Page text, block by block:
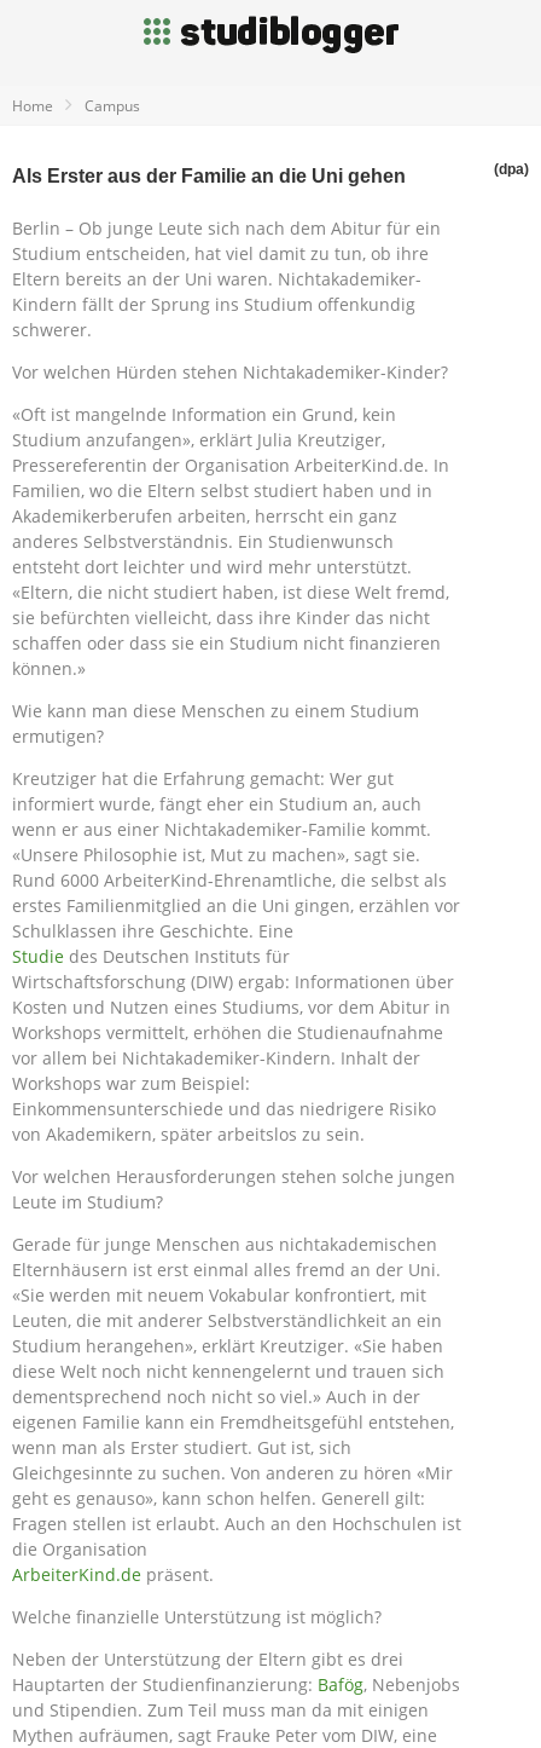
Home Campus
Als Erster aus der Familie an die Uni gehen (dpa)
Berlin – Ob junge Leute sich nach dem Abitur für ein
Studium entscheiden, hat viel damit zu tun, ob ihre
Eltern bereits an der Uni waren. Nichtakademiker-
Kindern fällt der Sprung ins Studium offenkundig
schwerer.
Vor welchen Hürden stehen Nichtakademiker-Kinder?
«Oft ist mangelnde Information ein Grund, kein
Studium anzufangen», erklärt Julia Kreutziger,
Pressereferentin der Organisation ArbeiterKind.de. In
Familien, wo die Eltern selbst studiert haben und in
Akademikerberufen arbeiten, herrscht ein ganz
anderes Selbstverständnis. Ein Studienwunsch
entsteht dort leichter und wird mehr unterstützt.
«Eltern, die nicht studiert haben, ist diese Welt fremd,
sie befürchten vielleicht, dass ihre Kinder das nicht
schaffen oder dass sie ein Studium nicht finanzieren
können.»
Wie kann man diese Menschen zu einem Studium
ermutigen?
Kreutziger hat die Erfahrung gemacht: Wer gut
informiert wurde, fängt eher ein Studium an, auch
wenn er aus einer Nichtakademiker-Familie kommt.
«Unsere Philosophie ist, Mut zu machen», sagt sie.
Rund 6000 ArbeiterKind-Ehrenamtliche, die selbst als
erstes Familienmitglied an die Uni gingen, erzählen vor
Schulklassen ihre Geschichte. Eine
Studie des Deutschen Instituts für
Wirtschaftsforschung (DIW) ergab: Informationen über
Kosten und Nutzen eines Studiums, vor dem Abitur in
Workshops vermittelt, erhöhen die Studienaufnahme
vor allem bei Nichtakademiker-Kindern. Inhalt der
Workshops war zum Beispiel:
Einkommensunterschiede und das niedrigere Risiko
von Akademikern, später arbeitslos zu sein.
Vor welchen Herausforderungen stehen solche jungen
Leute im Studium?
Gerade für junge Menschen aus nichtakademischen
Elternhäusern ist erst einmal alles fremd an der Uni.
«Sie werden mit neuem Vokabular konfrontiert, mit
Leuten, die mit anderer Selbstverständlichkeit an ein
Studium herangehen», erklärt Kreutziger. «Sie haben
diese Welt noch nicht kennengelernt und trauen sich
dementsprechend noch nicht so viel.» Auch in der
eigenen Familie kann ein Fremdheitsgefühl entstehen,
wenn man als Erster studiert. Gut ist, sich
Gleichgesinnte zu suchen. Von anderen zu hören «Mir
geht es genauso», kann schon helfen. Generell gilt:
Fragen stellen ist erlaubt. Auch an den Hochschulen ist
die Organisation
ArbeiterKind.de präsent.
Welche finanzielle Unterstützung ist möglich?
Neben der Unterstützung der Eltern gibt es drei
Hauptarten der Studienfinanzierung: Bafög, Nebenjobs
und Stipendien. Zum Teil muss man da mit einigen
Mythen aufräumen, sagt Frauke Peter vom DIW, eine